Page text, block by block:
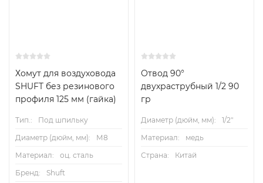
Хомут для воздуховода
SHUFT без резинового
профиля 125 мм (гайка)
Тип.:
Под шпильку
Диаметр (дюйм, мм):
М8
Материал:
оц. сталь
Бренд:
Shuft
Отвод 90°
двухраструбный 1/2 90
гр
Диаметр (дюйм, мм):
1/2"
Материал:
медь
Страна:
Китай